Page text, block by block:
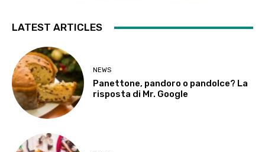
LATEST ARTICLES
NEWS
Panettone, pandoro o pandolce? La
risposta di Mr. Google